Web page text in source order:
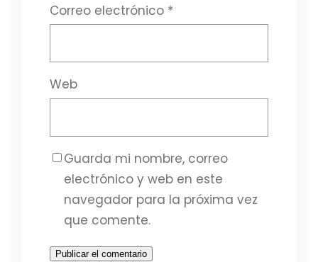
Correo electrónico *
Web
Guarda mi nombre, correo
electrónico y web en este
navegador para la próxima vez
que comente.